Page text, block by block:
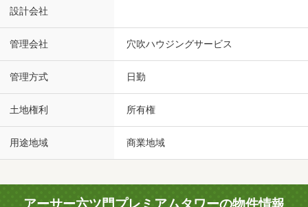
設計会社
管理会社 穴吹ハウジングサービス
管理方式 日勤
土地権利 所有権
用途地域 商業地域